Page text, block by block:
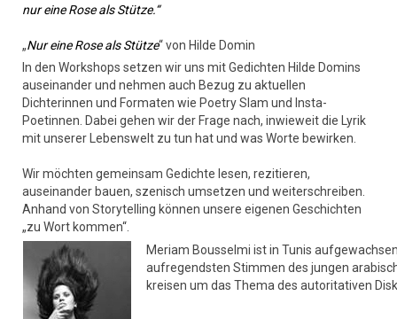
nur eine Rose als Stütze.“
„Nur eine Rose als Stütze“ von Hilde Domin
In den Workshops setzen wir uns mit Gedichten Hilde Domins
auseinander und nehmen auch Bezug zu aktuellen
Dichterinnen und Formaten wie Poetry Slam und Insta-
Poetinnen. Dabei gehen wir der Frage nach, inwieweit die Lyrik
mit unserer Lebenswelt zu tun hat und was Worte bewirken.
Wir möchten gemeinsam Gedichte lesen, rezitieren,
auseinander bauen, szenisch umsetzen und weiterschreiben.
Anhand von Storytelling können unsere eigenen Geschichten
„zu Wort kommen“.
Meriam Bousselmi ist in Tunis
aufregendsten Stimmen des jungen
kreisen um das Thema des autoritativen